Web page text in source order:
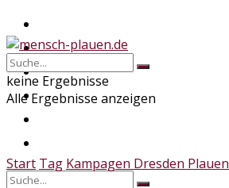
Mensch Plauen
Veranstaltungen
Branchenverzeichnis
keine Ergebnisse
Alle Ergebnisse anzeigen
Start Tag Kampagen Dresden Plauen